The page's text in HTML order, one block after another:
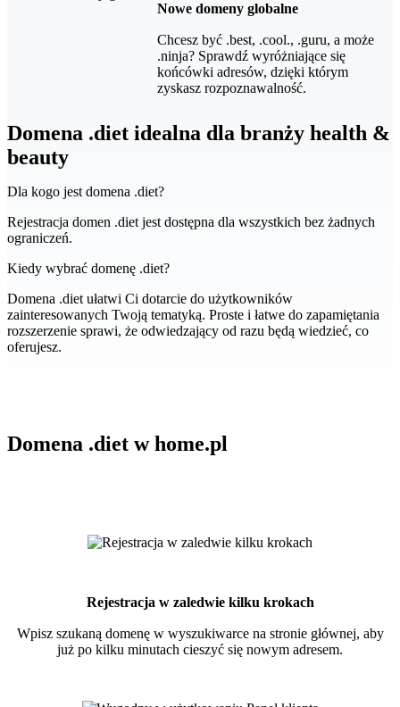
Nowe domeny globalne
Chcesz być .best, .cool., .guru, a może
.ninja? Sprawdź wyróżniające się
końcówki adresów, dzięki którym
zyskasz rozpoznawalność.
Domena .diet idealna dla branży health &
beauty
Dla kogo jest domena .diet?
Rejestracja domen .diet jest dostępna dla wszystkich bez żadnych
ograniczeń.
Kiedy wybrać domenę .diet?
Domena .diet ułatwi Ci dotarcie do użytkowników
zainteresowanych Twoją tematyką. Proste i łatwe do zapamiętania
rozszerzenie sprawi, że odwiedzający od razu będą wiedzieć, co
oferujesz.
Domena .diet w home.pl
Rejestracja w zaledwie kilku krokach
Wpisz szukaną domenę w wyszukiwarce na stronie głównej, aby
już po kilku minutach cieszyć się nowym adresem.